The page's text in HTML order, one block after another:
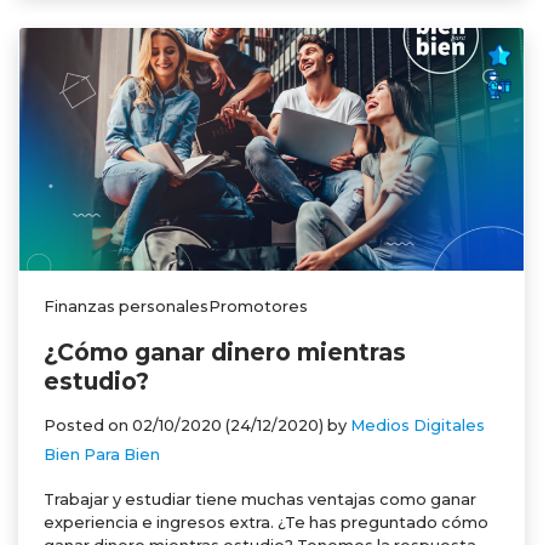
Finanzas personalesPromotores
¿Cómo ganar dinero mientras
estudio?
Posted on 02/10/2020 (24/12/2020) by Medios Digitales
Bien Para Bien
Trabajar y estudiar tiene muchas ventajas como ganar
experiencia e ingresos extra. ¿Te has preguntado cómo